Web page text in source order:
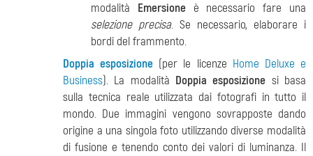
modalità Emersioneè necessario fare una
selezione precisa. Se necessario, elaborare i
bordi del frammento.
Doppia esposizione (per le licenze Home Deluxe e
Business). La modalità Doppia esposizione si basa
sulla tecnica reale utilizzata dai fotografi in tutto il
mondo. Due immagini vengono sovrapposte dando
origine a una singola foto utilizzando diverse modalità
di fusione e tenendo conto dei valori di luminanza. Il